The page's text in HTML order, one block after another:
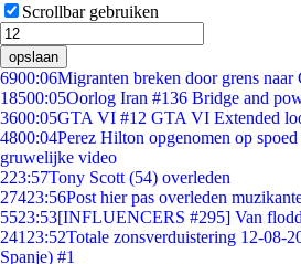
Scrollbar gebruiken
opslaan
6900:06Migranten breken door grens naar
18500:05Oorlog Iran #136 Bridge and
3600:05GTA VI #12 GTA VI Extended
4800:04Perez Hilton opgenomen op
gruwelijke video
223:57Tony Scott (54) overleden
27423:56Post hier pas overleden
5523:53[INFLUENCERS #295] Van
241 23:52Totale zonsverduistering 12-08-
Spanje) #1